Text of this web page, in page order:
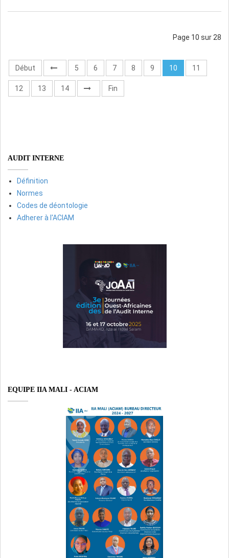
Page 10 sur 28
Début 5 6 7 8 9 10 11
12 13 14 Fin
AUDIT INTERNE
Définition
Normes
Codes de déontologie
Adherer à l'ACIAM
EQUIPE IIA MALI - ACIAM